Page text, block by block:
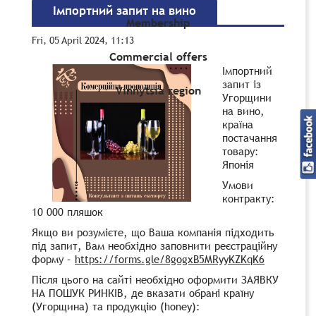
Membership
Commercial offers
Vinnytsia region
Імпортний запит на вино
Fri, 05 April 2024, 11:13
Імпортний
запит із
Угорщини
на вино,
країна
постачання
товару:
Японія
Умови
контракту:
10 000 пляшок
Якщо ви розумієте, що Ваша компанія підходить
під запит, Вам необхідно заповнити реєстраційну
форму – https://forms.gle/8gogxB5MRyyKZKqK6
Після цього на сайті необхідно оформити ЗАЯВКУ
НА ПОШУК РИНКІВ, де вказати обрані країну
(Угорщина) та продукцію (honey):